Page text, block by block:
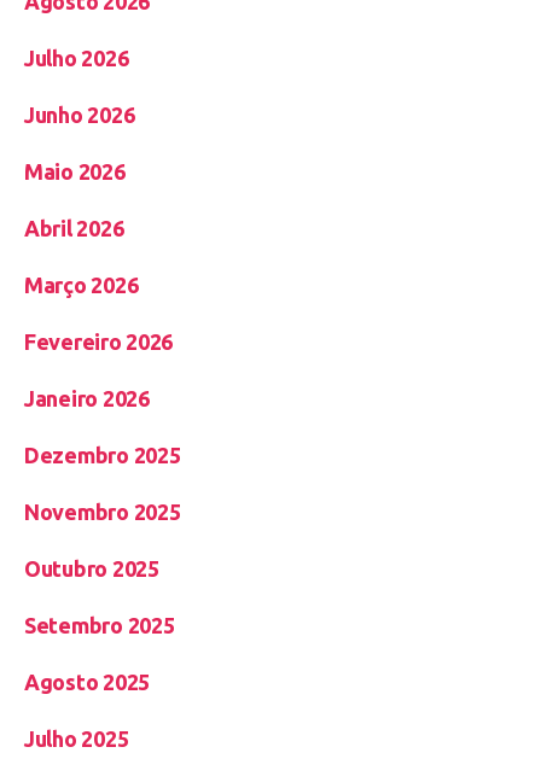
Julho 2026
Junho 2026
Maio 2026
Abril 2026
Março 2026
Fevereiro 2026
Janeiro 2026
Dezembro 2025
Novembro 2025
Outubro 2025
Setembro 2025
Agosto 2025
Julho 2025